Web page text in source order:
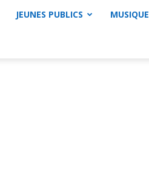
JEUNES PUBLICS MUSIQUE